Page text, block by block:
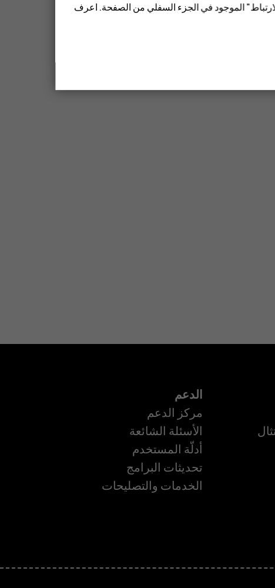
الدعم
مركز الدعم
الأسئلة الشائعة
أدلّة المستخدم
تحديثات البرامج
الخدمات والتصليحات
الموجود في الجزء السفلي من الصفحة. اعرف